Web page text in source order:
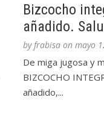
Bizcocho
añadido.
byfrabisa on mayo
De miga jugosa y
BIZCOCHO
añadido,...